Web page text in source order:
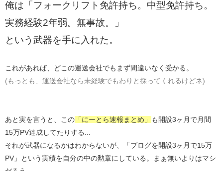
俺は「フォークリフト免許持ち。中型免許持ち。
実務経験2年弱。無事故。」
という武器を手に入れた。
これがあれば、どこの運送会社でもまず間違いなく受かる。
(もっとも、運送会社なら未経験でもわりと採ってくれるけどネ)
あと実を言うと、この 「にーとら速報まとめ」
も開設3ヶ月で月間
15万PV達成してたりする...
それが武器になるかはわからないが、「ブログを開設3ヶ月で15万
PV」という実績を自分の中の勲章にしている。まぁ無いよりはマシ